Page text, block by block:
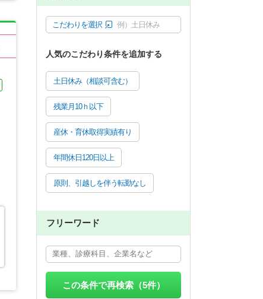
こだわりを選択 例）土日休み
人気のこだわり条件を追加する
土日休み（相談可含む）
残業月10ｈ以下
産休・育休取得実績有り
年間休日120日以上
原則、引越しを伴う転勤なし
フリーワード
この条件で再検索（5件）